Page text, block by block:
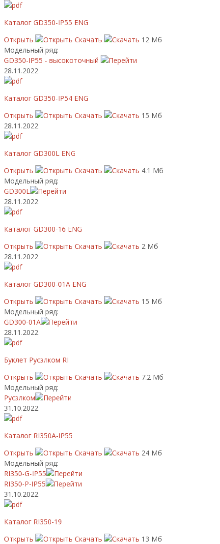
Каталог GD350-IP55 ENG
Открыть
Скачать
12 Мб
Модельный ряд:
GD350-IP55 - высокоточный
28.11.2022
Каталог GD350-IP54 ENG
Открыть
Скачать
15 Мб
28.11.2022
Каталог GD300L ENG
Открыть
Скачать
4.1 Мб
Модельный ряд:
GD300L
28.11.2022
Каталог GD300-16 ENG
Открыть
Скачать
2 Мб
28.11.2022
Каталог GD300-01A ENG
Открыть
Скачать
15 Мб
Модельный ряд:
GD300-01A
28.11.2022
Буклет Русэлком RI
Открыть
Скачать
7.2 Мб
Модельный ряд:
Русэлком
31.10.2022
Каталог RI350A-IP55
Открыть
Скачать
24 Мб
Модельный ряд:
RI350-G-IP55
RI350-P-IP55
31.10.2022
Каталог RI350-19
Открыть
Скачать 13 Мб